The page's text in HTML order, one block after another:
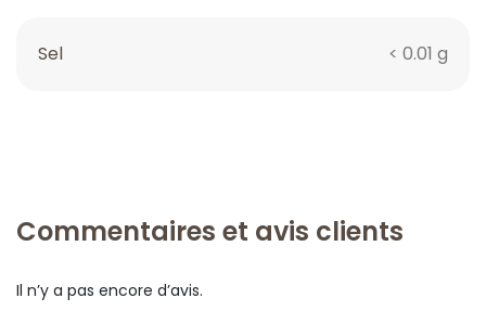
Sel < 0.01 g
Commentaires et avis clients
Il n’y a pas encore d’avis.